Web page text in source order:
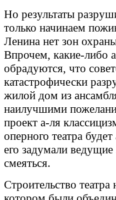
Но результаты
только начинаем
Ленина нет зон
Впрочем, какие-либо
обрадуются, что
катастрофически
жилой дом из
наилучшими
проект а-ля
оперного театра
его задумали
смеяться.
Строительство